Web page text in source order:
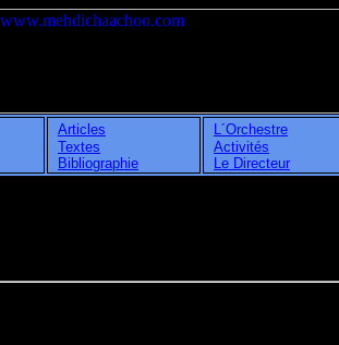
Articles
Textes
Bibliographie
L´Orchestre
Activités
Le Directeur